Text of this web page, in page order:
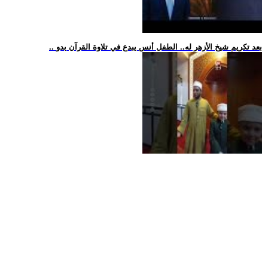
.. بعد تكريم شيخ الأزهر له.. الطفل أنس يبدع في تلاوة القرآن بدو